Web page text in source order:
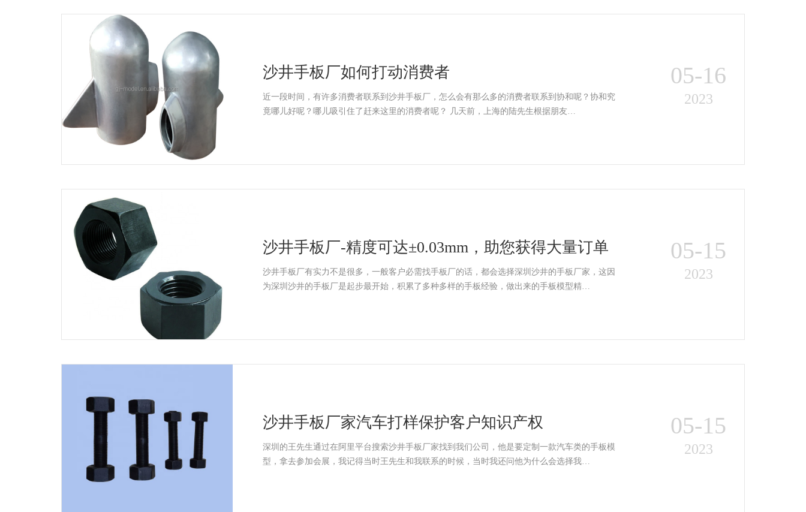
沙井手板厂如何打动消费者
近一段时间，有许多消费者联系到沙井手板厂，怎么会有那么多的消费者联系到协和呢？协和究
竟哪儿好呢？哪儿吸引住了赶来这里的消费者呢？ 几天前，上海的陆先生根据朋友…
05-16
2023
沙井手板厂-精度可达±0.03mm，助您获得大量订单
沙井手板厂有实力不是很多，一般客户必需找手板厂的话，都会选择深圳沙井的手板厂家，这因
为深圳沙井的手板厂是起步最开始，积累了多种多样的手板经验，做出来的手板模型精…
05-15
2023
沙井手板厂家汽车打样保护客户知识产权
深圳的王先生通过在阿里平台搜索沙井手板厂家找到我们公司，他是要定制一款汽车类的手板模
型，拿去参加会展，我记得当时王先生和我联系的时候，当时我还问他为什么会选择我…
05-15
2023